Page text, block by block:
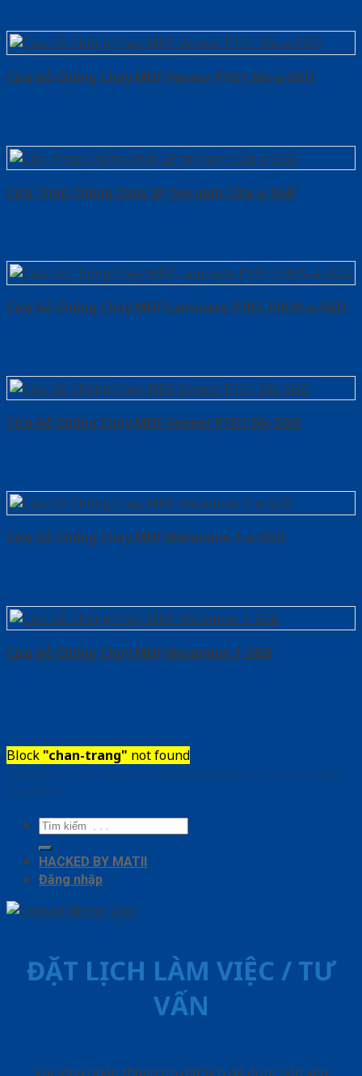
Cửa Gỗ Chống Cháy MDF Veneer P1G1 Sồi-a-SGD
Cửa Thép Chống Cháy 2P tay nam Cửa-a-SGD
Cửa Gỗ Chống Cháy MDF Laminate P1R2 23029-a-SGD
Cửa Gỗ Chống Cháy MDF Veneer P1G1 Sồi-SGD
Cửa Gỗ Chống Cháy MDF Melamine 1-a-SGD
Cửa Gỗ Chống Cháy MDF Melamine 1-SGD
Block "chan-trang" not found
Copyright ⓒ 2010 – 2026 www.cuadepangiang.com | Đơn vị chủ quản
SaigonDoor
Tìm
kiếm:
HACKED BY MATII
Đăng nhập
ĐẶT LỊCH LÀM VIỆC / TƯ
VẤN